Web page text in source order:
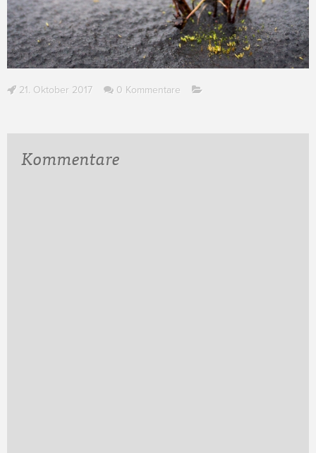
21. Oktober 2017 0 Kommentare
Kommentare